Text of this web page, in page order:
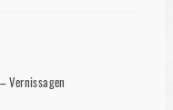
Vernissagen